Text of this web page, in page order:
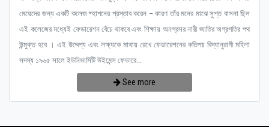
মেয়েদের জন্য একটি কলেজ ষ্হাপনের প্রস্তাব করেন – কারণ তাঁর মনের মাঝে সুপ্ত বাসনা ছিল
এই কলেজের মধ্যেই ফেডারেশন বেঁচে থাকবে এবং শিক্ষায় অনগ্রসর নারী জাতির অগ্রগতির পথ
উন্মুক্ত হবে । এই উদ্দেশ্য এবং লক্ষ্যকে মাথায় রেখে ফেডারেশনের কতিপয় বিদ্যানুরাগী মহিলা
সদস্য ১৯৬৫ সালে ইউনিভার্সিটি উইমেন্স ফেডারে...
See more